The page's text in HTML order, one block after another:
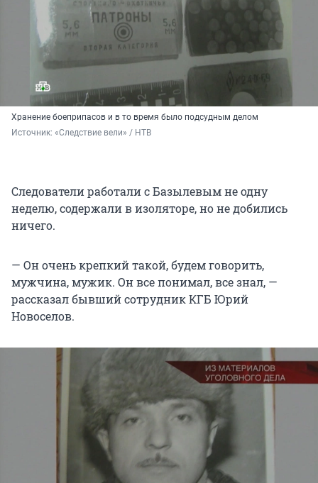
Хранение боеприпасов и в то время было подсудным делом
Источник: «Следствие вели» / НТВ
Следователи работали с Базылевым не одну
неделю, содержали в изоляторе, но не добились
ничего.
— Он очень крепкий такой, будем говорить,
мужчина, мужик. Он все понимал, все знал, —
рассказал бывший сотрудник КГБ Юрий
Новоселов.